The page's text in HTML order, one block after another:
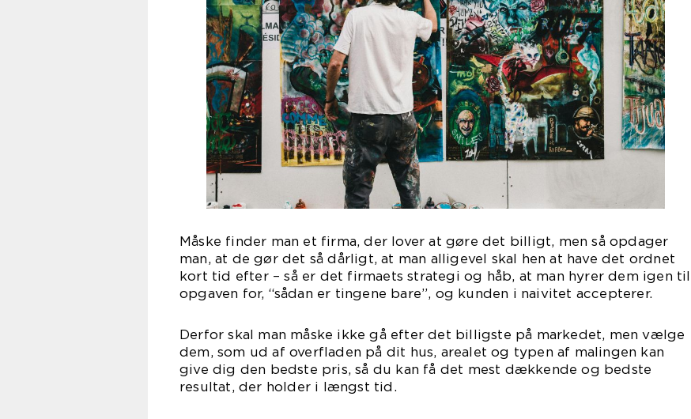
Måske finder man et firma, der lover at gøre det billigt, men så opdager
man, at de gør det så dårligt, at man alligevel skal hen at have det ordnet
kort tid efter – så er det firmaets strategi og håb, at man hyrer dem igen til
opgaven for, “sådan er tingene bare”, og kunden i naivitet accepterer.
Derfor skal man måske ikke gå efter det billigste på markedet, men vælge
dem, som ud af overfladen på dit hus, arealet og typen af malingen kan
give dig den bedste pris, så du kan få det mest dækkende og bedste
resultat, der holder i længst tid.